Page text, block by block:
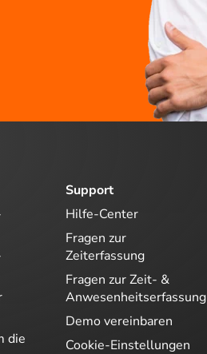
die
Support
Hilfe-Center
Fragen zur
Zeiterfassung
Fragen zur Zeit- &
Anwesenheitserfassung
Demo vereinbaren
Cookie-Einstellungen